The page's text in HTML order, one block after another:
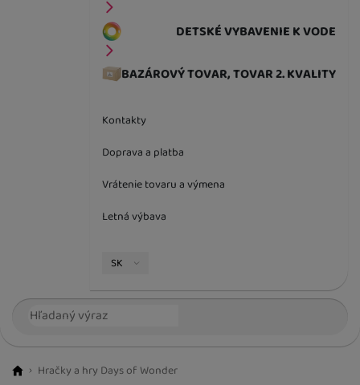
DETSKÉ VYBAVENIE K VODE
BAZÁROVÝ TOVAR, TOVAR 2. KVALITY
Kontakty
Doprava a platba
Vrátenie tovaru a výmena
Letná výbava
Jazyková verzia
SK
Vyhľadávanie
Hračky a hry Days of Wonder